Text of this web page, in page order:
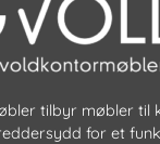
tilbyr møbler til
for et